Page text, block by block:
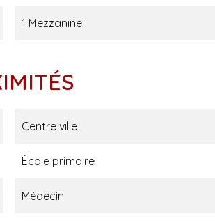
1 Mezzanine
Centre ville
École primaire
Médecin